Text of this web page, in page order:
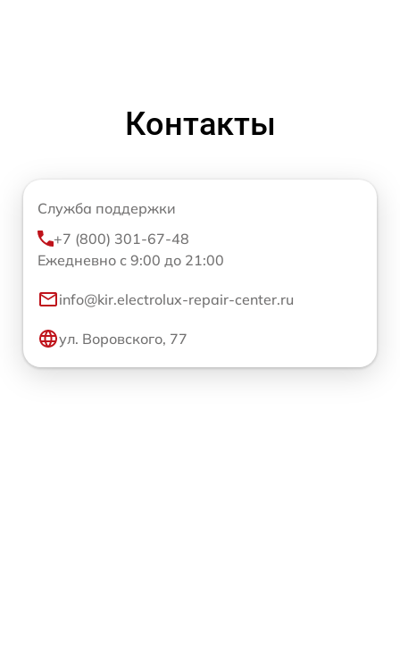
Контакты
Служба поддержки
+7 (800) 301-67-48
Ежедневно с 9:00 до 21:00
info@kir.electrolux-repair-center.ru
ул. Воровского, 77